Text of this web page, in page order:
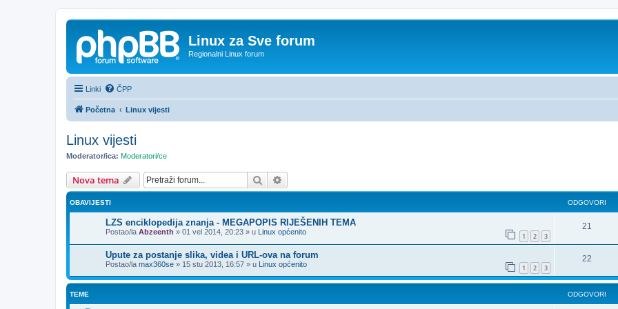
Linux za Sve forum
Regionalni Linux forum
Linki ČPP
Početna Linux vijesti
Linux vijesti
Moderator/ica: Moderatori/ce
Nova tema Pretražnik
OBAVIJESTI ODGOVORI
LZS enciklopedija znanja - MEGAPOPIS RIJEŠENIH TEMA
Postao/la Abzeenth » 01 vel 2014, 20:23 » u Linux općenito 1 2 3
21
Upute za postanje slika, videa i URL-ova na forum
Postao/la max360se » 15 stu 2013, 16:57 » u Linux općenito 1 2 3
22
TEME ODGOVORI